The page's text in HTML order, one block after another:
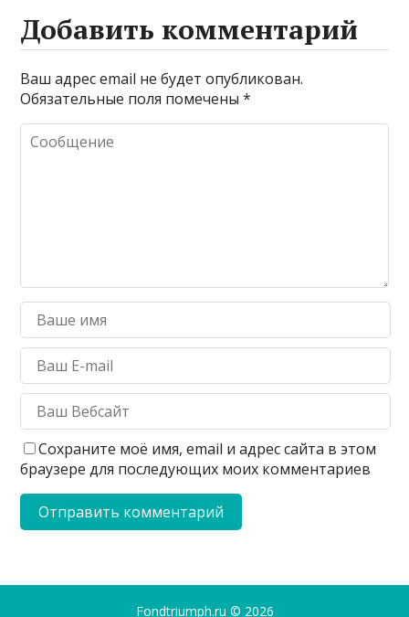
Добавить комментарий
Ваш адрес email не будет опубликован.
Обязательные поля помечены*
Сохраните моё имя, email и адрес сайта в этом
браузере для последующих моих комментариев
Fondtriumph.ru © 2026